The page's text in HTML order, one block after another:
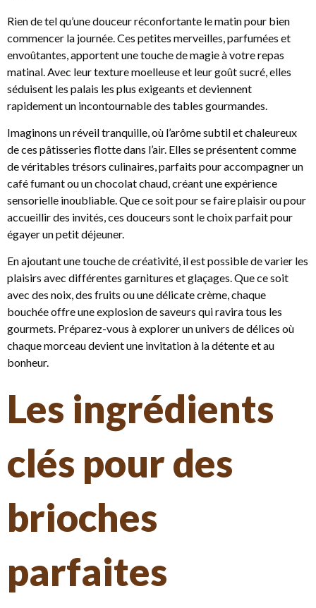
Rien de tel qu’une douceur réconfortante le matin pour bien
commencer la journée. Ces petites merveilles, parfumées et
envoûtantes, apportent une touche de magie à votre repas
matinal. Avec leur texture moelleuse et leur goût sucré, elles
séduisent les palais les plus exigeants et deviennent
rapidement un incontournable des tables gourmandes.
Imaginons un réveil tranquille, où l’arôme subtil et chaleureux
de ces pâtisseries flotte dans l’air. Elles se présentent comme
de véritables trésors culinaires, parfaits pour accompagner un
café fumant ou un chocolat chaud, créant une expérience
sensorielle inoubliable. Que ce soit pour se faire plaisir ou pour
accueillir des invités, ces douceurs sont le choix parfait pour
égayer un petit déjeuner.
En ajoutant une touche de créativité, il est possible de varier les
plaisirs avec différentes garnitures et glaçages. Que ce soit
avec des noix, des fruits ou une délicate crème, chaque
bouchée offre une explosion de saveurs qui ravira tous les
gourmets. Préparez-vous à explorer un univers de délices où
chaque morceau devient une invitation à la détente et au
bonheur.
Les ingrédients
clés pour des
brioches
parfaites